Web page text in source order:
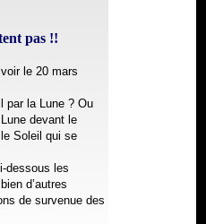
pas !!
le 20 mars
par la Lune ? Ou
devant le
Soleil qui se
dessous les
d’autres
de survenue des